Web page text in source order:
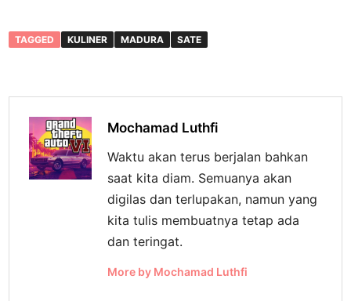
TAGGED KULINER MADURA SATE
Mochamad Luthfi
Waktu akan terus berjalan bahkan
saat kita diam. Semuanya akan
digilas dan terlupakan, namun yang
kita tulis membuatnya tetap ada
dan teringat.
More by Mochamad Luthfi